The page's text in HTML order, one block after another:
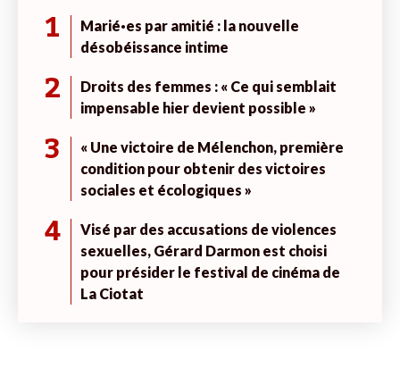
1
Marié·es par amitié : la nouvelle
désobéissance intime
2
Droits des femmes : « Ce qui semblait
impensable hier devient possible »
3
« Une victoire de Mélenchon, première
condition pour obtenir des victoires
sociales et écologiques »
4
Visé par des accusations de violences
sexuelles, Gérard Darmon est choisi
pour présider le festival de cinéma de
La Ciotat